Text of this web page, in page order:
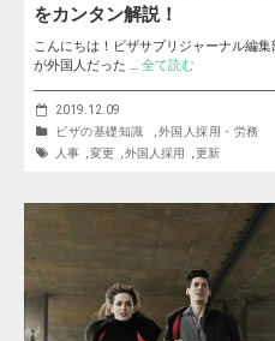
をカンタン解説！
こんにちは！ビザサプリジャーナル編
が外国人だった … 全て読む
2019.12.09
ビザの基礎知識
外国人採用・労務
人事
変更 外国人採用 更新